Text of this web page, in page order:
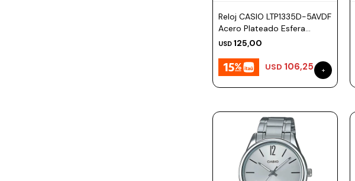
Reloj CASIO LTP1335D-5AVDF
Acero Plateado Esfera
30mm
USD 125,00
USD 106,25